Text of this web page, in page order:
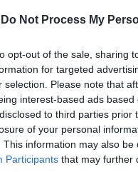
Do Not Process My
opt-out of the sale, sharing
for targeted
selection. Please note that
interest-based ads
to third parties
of your personal
This information may also
Participants that may further
ha detto l'ad di
lesa da alcuni
un ricorso
interagire con
di fronte a sè un
di certezza
nonostante il regalo
inserito all'ultimo
dei conti
Rudy
Trump,